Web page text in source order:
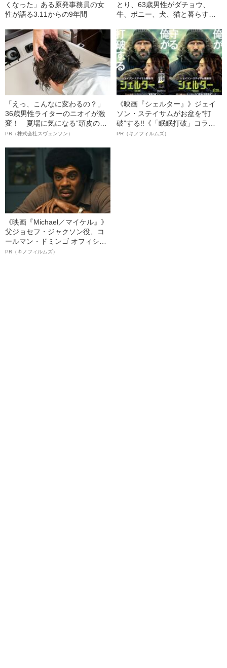
くなった」ある原発事務員の女
性が語る3.11からの9年間
とり、63歳男性がダチョウ、
牛、ポニー、犬、猫と暮らす理
「えっ、こんなに変わるの？」
36歳男性ライターのニオイが激
変！ 夏場に気になる“頭皮のニ
オイ”や“ベタつき”を解消す
ト”が生み出した徹底ケアとは
PR（株式会社スヴェンソン）
《映画『シェルター』》ジェイ
ソン・ステイサムがお盆を“打
破”する!!《「眠眠打破」コラ
ボ》
PR（キノフィルムズ）
《映画『Michael／マイケル』》
父ジョセフ・ジャクソン役、コ
ールマン・ドミンゴ オフィシャ
ルインタビュー“観客を魅了した
PR（キノフィルムズ）